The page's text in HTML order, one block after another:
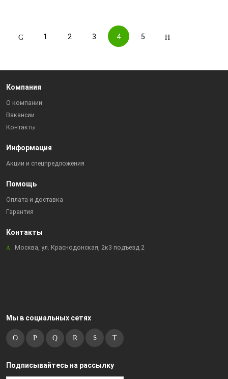
1 2 3 4 5
Компания
О компании
Вакансии
Контакты
Информация
Акции и спецпредложения
Помощь
Оплата и доставка
Гарантия
Контакты
Москва, ул. Краснодонская, 2к3 подъезд 2
Мы в социальных сетях
Подписывайтесь на рассылку